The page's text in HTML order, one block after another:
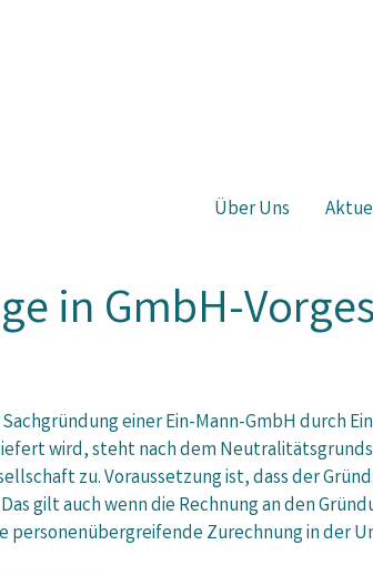
Über Uns
in GmbH-
Sachgründung einer Ein-Mann-GmbH durch
wird, steht nach dem
zu. Voraussetzung ist, dass der
gilt auch wenn die Rechnung an den
personenübergreifende Zurechnung in der